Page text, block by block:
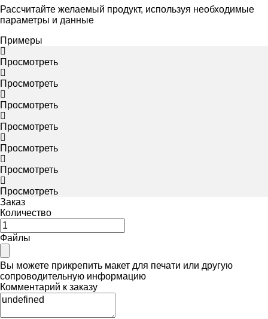
Рассчитайте желаемый продукт, используя необходимые
параметры и данные
Примеры
Просмотреть
Просмотреть
Просмотреть
Просмотреть
Просмотреть
Просмотреть
Просмотреть
Заказ
Количество
Файлы
Вы можете прикрепить макет для печати или другую
сопроводительную информацию
Комментарий к заказу